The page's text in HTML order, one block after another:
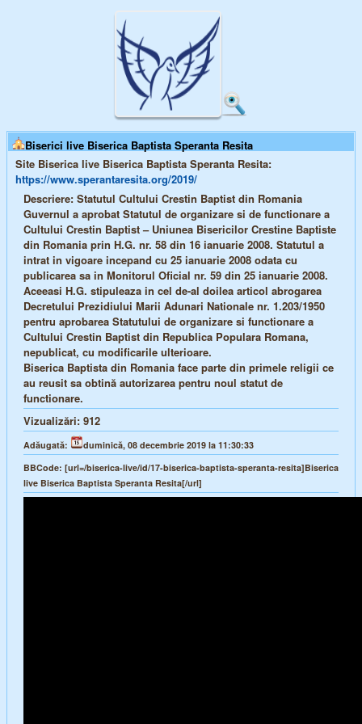
Biserici live Biserica Baptista Speranta Resita
Site Biserica live Biserica Baptista Speranta Resita:
https://www.sperantaresita.org/2019/
Descriere: Statutul Cultului Crestin Baptist din Romania
Guvernul a aprobat Statutul de organizare si de functionare a
Cultului Crestin Baptist – Uniunea Bisericilor Crestine Baptiste
din Romania prin H.G. nr. 58 din 16 ianuarie 2008. Statutul a
intrat in vigoare incepand cu 25 ianuarie 2008 odata cu
publicarea sa in Monitorul Oficial nr. 59 din 25 ianuarie 2008.
Aceeasi H.G. stipuleaza in cel de-al doilea articol abrogarea
Decretului Prezidiului Marii Adunari Nationale nr. 1.203/1950
pentru aprobarea Statutului de organizare si functionare a
Cultului Crestin Baptist din Republica Populara Romana,
nepublicat, cu modificarile ulterioare.
Biserica Baptista din Romania face parte din primele religii ce
au reusit sa obtină autorizarea pentru noul statut de
functionare.
Vizualizări: 912
Adăugată:
duminică, 08 decembrie 2019 la 11:30:33
BBCode: [url=/biserica-live/id/17-biserica-baptista-speranta-resita]Biserica
live Biserica Baptista Speranta Resita[/url]